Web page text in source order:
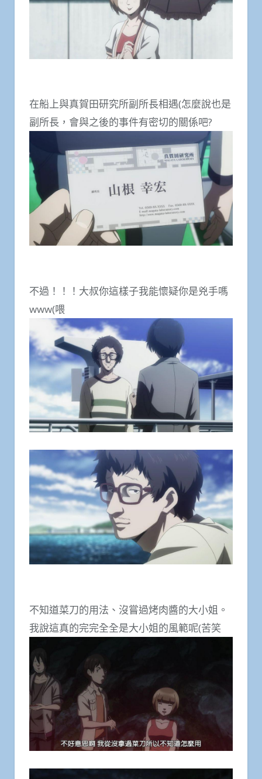
在船上與真賀田研究所副所長相遇(怎麼說也是
副所長，會與之後的事件有密切的關係吧?
不過！！！大叔你這樣子我能懷疑你是兇手嗎
www(喂
不知道菜刀的用法、沒嘗過烤肉醬的大小姐。
我說這真的完完全全是大小姐的風範呢(苦笑